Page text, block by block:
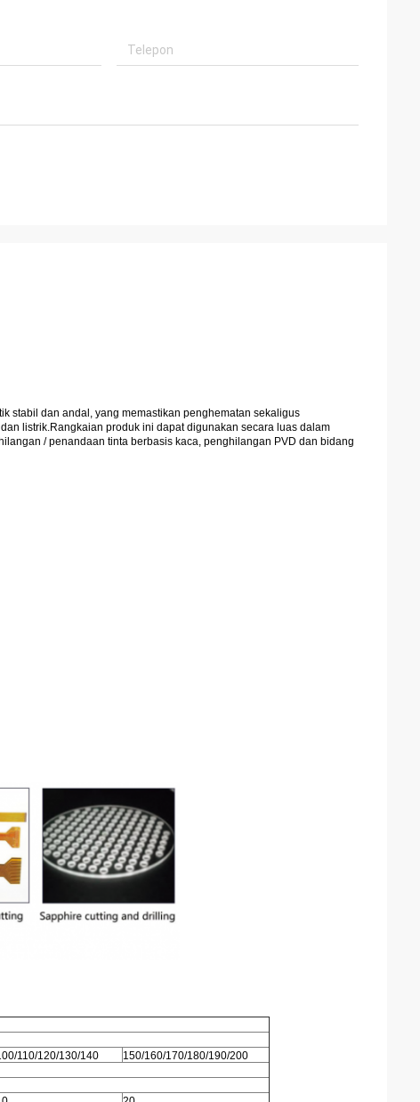
stabil dan andal, yang memastikan penghematan sekaligus
listrik.Rangkaian produk ini dapat digunakan secara luas dalam
/ penandaan tinta berbasis kaca, penghilangan PVD dan bidang
110/120/130/140
150/160/170/180/190/200